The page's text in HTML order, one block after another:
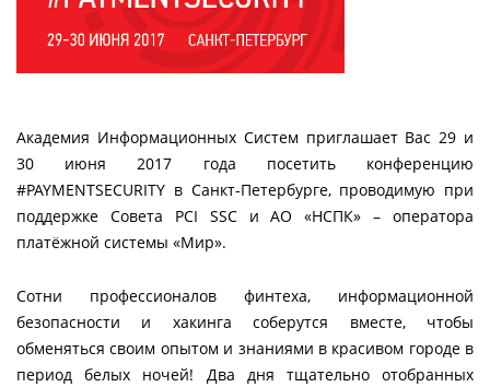
Академия Информационных Систем приглашает Вас 29 и
30 июня 2017 года посетить конференцию
#PAYMENTSECURITY в Санкт-Петербурге, проводимую при
поддержке Совета PCI SSC и АО «НСПК» – оператора
платёжной системы «Мир».
Сотни профессионалов финтеха, информационной
безопасности и хакинга соберутся вместе, чтобы
обменяться своим опытом и знаниями в красивом городе в
период белых ночей! Два дня тщательно отобранных